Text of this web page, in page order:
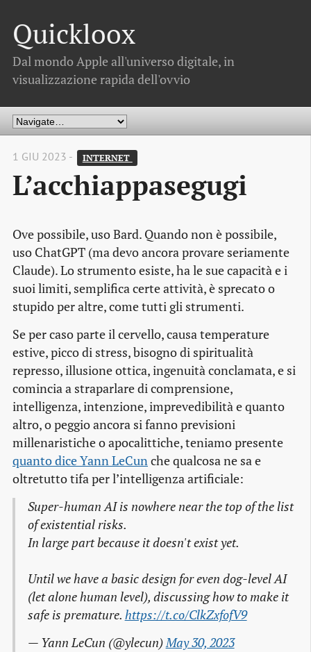
Quickloox
Dal mondo Apple all'universo digitale, in
visualizzazione rapida dell'ovvio
1 GIU 2023 - INTERNET
L’acchiappasegugi
Ove possibile, uso Bard. Quando non è possibile,
uso ChatGPT (ma devo ancora provare seriamente
Claude). Lo strumento esiste, ha le sue capacità e i
suoi limiti, semplifica certe attività, è sprecato o
stupido per altre, come tutti gli strumenti.
Se per caso parte il cervello, causa temperature
estive, picco di stress, bisogno di spiritualità
represso, illusione ottica, ingenuità conclamata, e si
comincia a straparlare di comprensione,
intelligenza, intenzione, imprevedibilità e quanto
altro, o peggio ancora si fanno previsioni
millenaristiche o apocalittiche, teniamo presente
quanto dice Yann LeCunche qualcosa ne sa e
oltretutto tifa per l’intelligenza artificiale:
Super-human AI is nowhere near the top of the list
of existential risks.
In large part because it doesn't exist yet.
Until we have a basic design for even dog-level AI
(let alone human level), discussing how to make it
safe is premature. https://t.co/ClkZxfofV9
— Yann LeCun (@ylecun)May 30, 2023